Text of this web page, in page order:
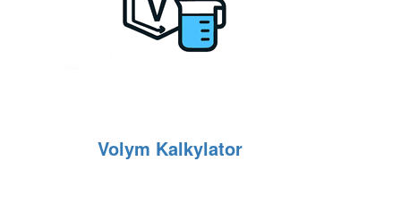
Volym Kalkylator